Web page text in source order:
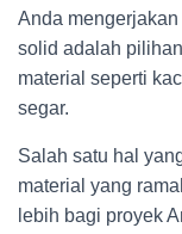
Anda
solid adalah
material seperti
segar.
Salah satu hal
material yang
lebih bagi proyek